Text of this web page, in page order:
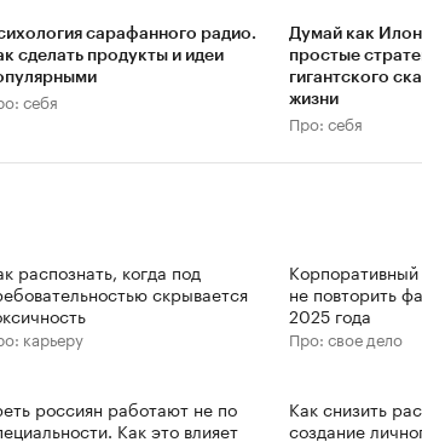
сарафанного радио.
сделать продукты и идеи
себя
Думай как
простые
гигантского
жизни
Про: себя
распознать, когда под
скрывается
карьеру
не повторить
2025 года
Про: свое дело
россиян работают не по
Как это влияет
Как снизить
создание